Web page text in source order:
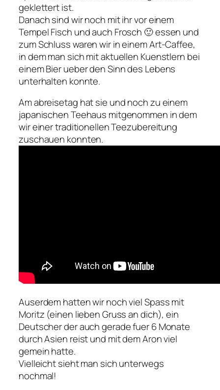
geklettert ist.
Danach sind wir noch mit ihr vor einem
Tempel Fisch und auch Frosch 🙂 essen und
zum Schluss waren wir in einem Art-Caffee,
in dem man sich mit aktuellen Kuenstlern bei
einem Bier ueber den Sinn des Lebens
unterhalten konnte.
Am abreisetag hat sie und noch zu einem
japanischen Teehaus mitgenommen in dem
wir einer traditionellen Teezubereitung
zuschauen konnten.
Auserdem hatten wir noch viel Spass mit
Moritz (einen lieben Gruss an dich), ein
Deutscher der auch gerade fuer 6 Monate
durch Asien reist und mit dem Aron viel
gemein hatte.
Vielleicht sieht man sich unterwegs
nochmal!